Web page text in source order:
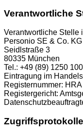
Verantwortliche
Verantwortliche Stelle
Personio SE & Co. KG
Seidlstraße 3
80335 München
Tel.: +49 (89) 1250
Eintragung im
Registernummer:
Registergericht: